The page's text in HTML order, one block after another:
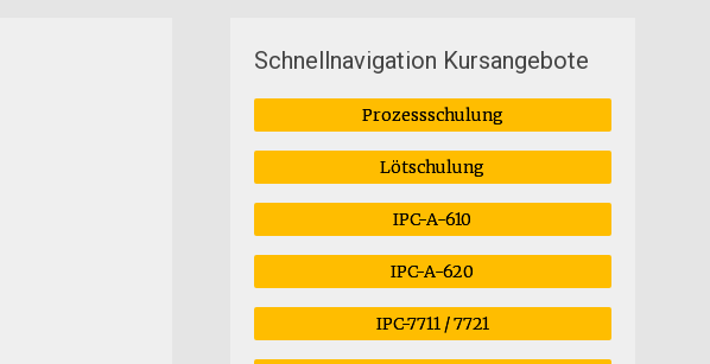
Schnellnavigation Kursangebote
Prozessschulung
Lötschulung
IPC-A-610
IPC-A-620
IPC-7711 / 7721